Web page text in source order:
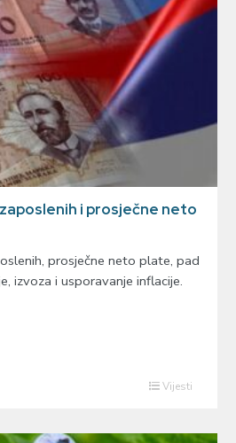
i prosječne neto
prosječne neto plate, pad
izvoza i usporavanje inflacije.
Vijesti